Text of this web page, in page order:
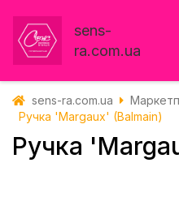
sens-
ra.com.ua
sens-ra.com.ua
Ручка 'Margaux' (Balmain)
Ручка